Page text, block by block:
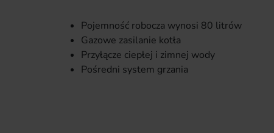
Pojemność robocza wynosi 80 litrów
Gazowe zasilanie kotła
Przyłącze ciepłej i zimnej wody
Pośredni system grzania